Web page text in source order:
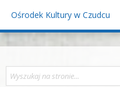
Ośrodek Kultury w Czudcu